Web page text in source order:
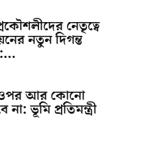
নেতৃত্বে
নতুন দিগন্ত
ওপর আর কোনো
না: ভূমি প্রতিমন্ত্রী